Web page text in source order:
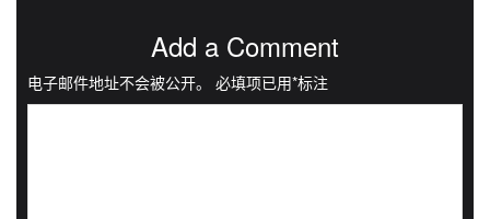
Add a Comment
电子邮件地址不会被公开。 必填项已用*标注